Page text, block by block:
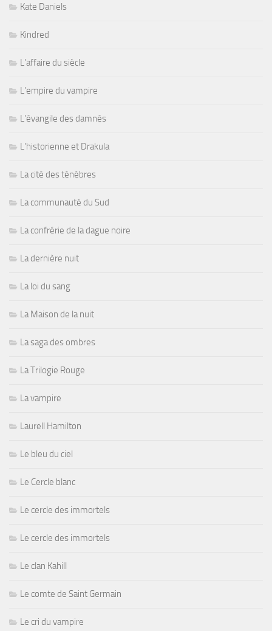
Kate Daniels
Kindred
L'affaire du siècle
L'empire du vampire
L'évangile des damnés
L'historienne et Drakula
La cité des ténèbres
La communauté du Sud
La confrérie de la dague noire
La dernière nuit
La loi du sang
La Maison de la nuit
La saga des ombres
La Trilogie Rouge
La vampire
Laurell Hamilton
Le bleu du ciel
Le Cercle blanc
Le cercle des immortels
Le cercle des immortels
Le clan Kahill
Le comte de Saint Germain
Le cri du vampire